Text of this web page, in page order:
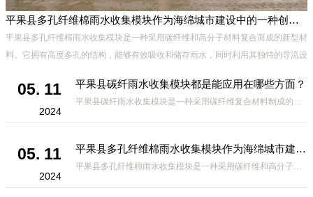
平果县多孔纤维棉雨水收集模块作为海绵城市建设中的一种创新材料
平果县多孔纤维棉雨水收集模块是一种采用碳纤维和高分子材料复合而成的新型材
料。它拥有高度多孔的结构，能够有效吸收和储存雨水，同时利用其独特的导流设
05. 11
2024
平果县碳纤雨水收集模块都是能应用在哪些方面？
平果县碳纤雨水收集模块是一种采用碳纤维复合材料制成的雨水收集装置，具有*、环保、可持续等诸多优点。这种模块的设计独特，结构轻巧且强度高，耐腐蚀，能够在各种环境条件下稳定运行。其广泛的应用领域不仅体现在城市规
05. 11
2024
平果县多孔纤维棉雨水收集模块作为海绵城市建设中的一种创新材料
平果县多孔纤维棉雨水收集模块是一种采用碳纤维和高分子材料复合而成的新型材料。它拥有高度多孔的结构，能够有效吸收和储存雨水，同时利用其独特的导流设计，将雨水迅速排出，有效防止城市内涝的发生。此外，该材料还具有